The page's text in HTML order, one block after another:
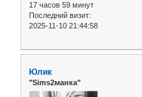
17 часов 59 минут
Последний визит:
2025-11-10 21:44:58
Юлик
"Sims2манка"